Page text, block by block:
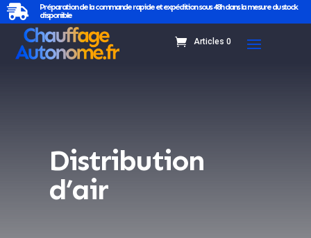

Préparation de la commande rapide et expédition sous 48h dans la mesure du stock
disponible
Articles 0
Distribution
d’air